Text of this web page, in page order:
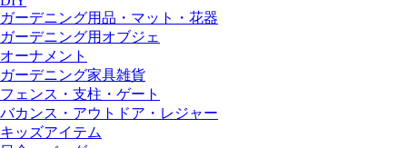
ガーデニング用品・マット・花器
ガーデニング用オブジェ
オーナメント
ガーデニング家具雑貨
フェンス・支柱・ゲート
バカンス・アウトドア・レジャー
キッズアイテム